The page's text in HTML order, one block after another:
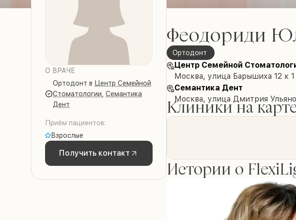
О ВРАЧЕ
Ортодонт в Центр Семейной
Стоматологии Семантика
Дент
Приём пациентов:
Взрослые
Получить контакт
Феодориди
Ортодонт
Центр Семейной
Москва, улица Барышиха 12 к 1
Семантика Дент
Москва, улица Дмитрия
Клиники на
Истории о